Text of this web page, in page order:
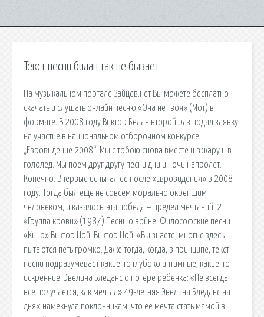
Текст песни билан так не бывает
На музыкальном портале Зайцев.нет Вы можете бесплатно
скачать и слушать онлайн песню «Она не твоя» (Мот) в
формате. В 2008 году Виктор Белан второй раз подал заявку
на участие в национальном отборочном конкурсе
„Евровидение 2008“. Мы с тобою снова вместе и в жару и в
гололед. Мы поем друг другу песни дни и ночи напролет.
Конечно. Впервые испытал ее после «Евровидения» в 2008
году. Тогда был еще не совсем морально окрепшим
человеком, и казалось, эта победа – предел мечтаний. 2
«Группа крови» (1987) Песни о войне. Философские песни
«Кино» Виктор Цой. Виктор Цой. «Вы знаете, многие здесь
пытаются петь громко. Даже тогда, когда, в принципе, текст
песни подразумевает какие-то глубоко интимные, какие-то
искренние. Эвелина Бледанс о потере ребенка: «Не всегда
все получается, как мечтал» 49-летняя Эвелина Бледанс на
днях намекнула поклонникам, что ее мечта стать мамой в